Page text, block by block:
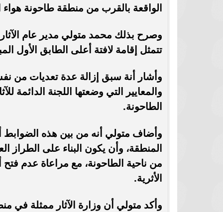
الواقعة بالقرب من منطقة طاحونة هواء
وصرح بذلك محمد متولي مدير عام
تتمثل إقامة لافتة أعلى الطابق الأول
وأشار أنة سبق إزالة عدة تعديات من
والمعايير التي وضعتها اللجنة الدائمة
الطاحونة.
المنطقة، وأن يكون البناء على
من ناحية الطاحونة، مع مراعاة عدم
الأثرية.
وأكد متولي أن وزارة الآثار ممثلة في